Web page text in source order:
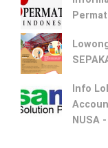
Info
NUSA